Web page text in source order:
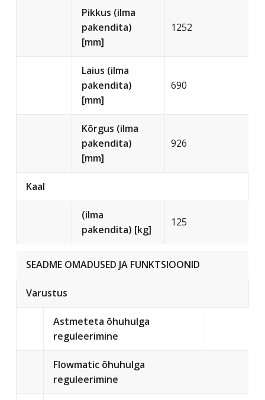
Pikkus (ilma
pakendita)
[mm]
1252
Laius (ilma
pakendita)
[mm]
690
Kõrgus (ilma
pakendita)
[mm]
926
Kaal
(ilma
pakendita) [kg]
125
SEADME OMADUSED JA FUNKTSIOONID
Varustus
Astmeteta õhuhulga
reguleerimine
Flowmatic õhuhulga
reguleerimine